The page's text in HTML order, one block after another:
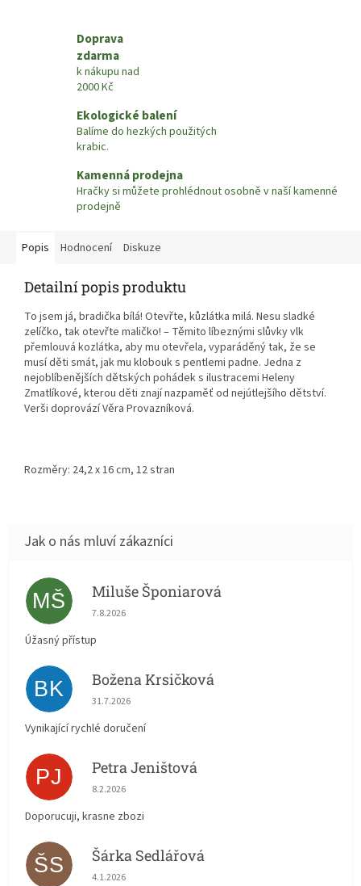
Doprava
zdarma
k nákupu nad
2000 Kč
Ekologické balení
Balíme do hezkých použitých
krabic.
Kamenná prodejna
Hračky si můžete prohlédnout osobně v naší kamenné
prodejně
Popis Hodnocení Diskuze
Detailní popis produktu
To jsem já, bradička bílá! Otevřte, kůzlátka milá. Nesu sladké
zelíčko, tak otevřte maličko! – Těmito líbeznými slůvky vlk
přemlouvá kozlátka, aby mu otevřela, vyparáděný tak, že se
musí děti smát, jak mu klobouk s pentlemi padne. Jedna z
nejoblíbenějších dětských pohádek s ilustracemi Heleny
Zmatlíkové, kterou děti znají nazpaměť od nejútlejšího dětství.
Verši doprovází Věra Provazníková.
Rozměry: 24,2 x 16 cm, 12 stran
MŠ Miluše Šponiarová
Hodnocení obchodu je 5 z 5 hvězdiček.
7.8.2026
Úžasný přístup
BK Božena Krsičková
Hodnocení obchodu je 5 z 5 hvězdiček.
31.7.2026
Vynikající rychlé doručení
PJ Petra Jeništová
Hodnocení obchodu je 5 z 5 hvězdiček.
8.2.2026
Doporucuji, krasne zbozi
ŠS Šárka Sedlářová
Hodnocení obchodu je 5 z 5 hvězdiček.
4.1.2026